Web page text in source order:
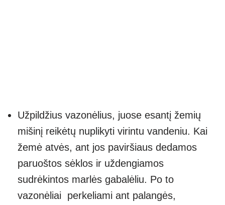
Užpildžius vazonėlius, juose esantį žemių
mišinį reikėtų nuplikyti virintu vandeniu. Kai
žemė atvės, ant jos paviršiaus dedamos
paruoštos sėklos ir uždengiamos
sudrėkintos marlės gabalėliu. Po to
vazonėliai perkeliami ant palangės,